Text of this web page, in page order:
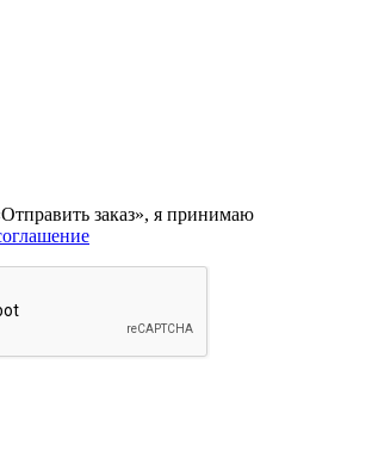
заказ», я принимаю